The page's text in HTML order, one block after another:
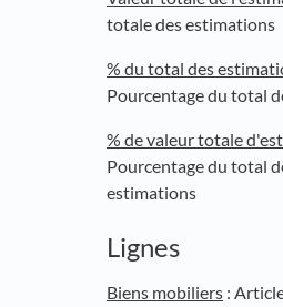
totale des estimations
% du total des
Pourcentage du total
% de valeur totale
Pourcentage du total
estimations
Lignes
Biens mobiliers :